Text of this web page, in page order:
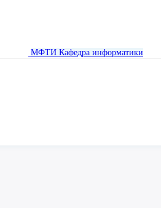
МФТИ Кафедра информатики